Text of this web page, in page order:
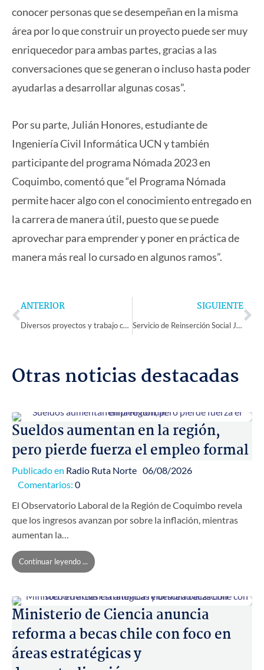
conocer personas que se desempeñan en la misma
área por lo que construir un proyecto puede ser muy
enriquecedor para ambas partes, gracias a las
conversaciones que se generan o incluso hasta poder
ayudarlas a desarrollar algunas cosas”.
Por su parte, Julián Honores, estudiante de
Ingeniería Civil Informática UCN y también
participante del programa Nómada 2023 en
Coquimbo, comentó que “el Programa Nómada
permite hacer algo con el conocimiento entregado en
la carrera de manera útil, puesto que se puede
aprovechar para emprender y poner en práctica de
manera más real lo cursado en algunos ramos”.
Prev
ANTERIOR
Diversos proyectos y trabajo conjunto con dirigentes fomentan el desarrollo de Tierras Blancas
SIGUIENTE
Servicio de Reinserción Social Juvenil finaliza en La Serena ciclo de talleres de mediación penal adolescente
Otras noticias destacadas
Sueldos aumentan en la región,
pero pierde fuerza el empleo formal
Publicado en Radio Ruta Norte 06/08/2026
Comentarios: 0
El Observatorio Laboral de la Región de Coquimbo revela
que los ingresos avanzan por sobre la inflación, mientras
aumentan la…
Continuar leyendo ...
Ministerio de Ciencia anuncia
reforma a becas chile con foco en
áreas estratégicas y